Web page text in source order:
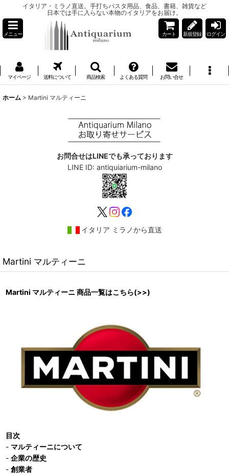
イタリア・ミラノ直送。手打ちパスタ用品、食品、書籍、雑貨など
日本では手に入らない本物のイタリアをお届け。
メニュー カート 新規登録 ログイン
マイページ 送料について 商品検索 よくある質問 お問い合せ
ホーム > Martini マルティーニ
お問合せはLINEでも承っております
LINE ID: antiquiarium-milano
イタリア ミラノから直送
Martini マルティーニ
Martini マルティーニ 商品一覧はこちら(>>)
目次
- マルティーニについて
- 企業の歴史
- 創業者